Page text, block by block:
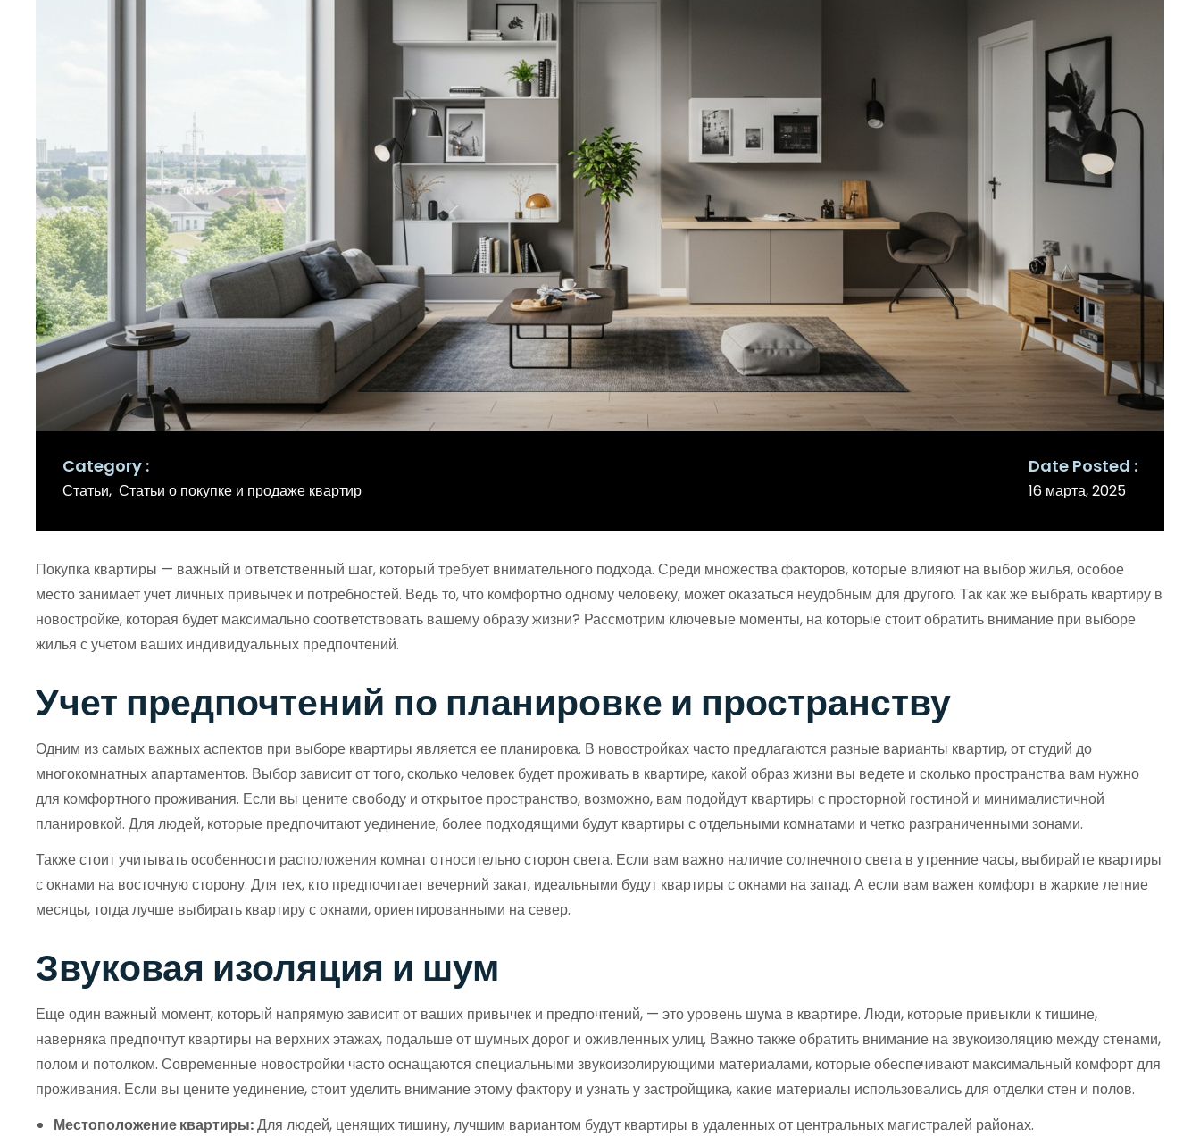
Category
Статьи Статьи о покупке и продаже квартир
Date Posted
16 марта, 2025
Покупка квартиры — важный и ответственный шаг, который требует внимательного подхода. Среди множества факторов, которые влияют на выбор жилья, особое
место занимает учет личных привычек и потребностей. Ведь то, что комфортно одному человеку, может оказаться неудобным для другого. Так как же выбрать квартиру в
новостройке, которая будет максимально соответствовать вашему образу жизни? Рассмотрим ключевые моменты, на которые стоит обратить внимание при выборе
жилья с учетом ваших индивидуальных предпочтений.
Учет предпочтений по планировке и пространству
Одним из самых важных аспектов при выборе квартиры является ее планировка. В новостройках часто предлагаются разные варианты квартир, от студий до
многокомнатных апартаментов. Выбор зависит от того, сколько человек будет проживать в квартире, какой образ жизни вы ведете и сколько пространства вам нужно
для комфортного проживания. Если вы цените свободу и открытое пространство, возможно, вам подойдут квартиры с просторной гостиной и минималистичной
планировкой. Для людей, которые предпочитают уединение, более подходящими будут квартиры с отдельными комнатами и четко разграниченными зонами.
Также стоит учитывать особенности расположения комнат относительно сторон света. Если вам важно наличие солнечного света в утренние часы, выбирайте квартиры
с окнами на восточную сторону. Для тех, кто предпочитает вечерний закат, идеальными будут квартиры с окнами на запад. А если вам важен комфорт в жаркие летние
месяцы, тогда лучше выбирать квартиру с окнами, ориентированными на север.
Звуковая изоляция и шум
Еще один важный момент, который напрямую зависит от ваших привычек и предпочтений, — это уровень шума в квартире. Люди, которые привыкли к тишине,
наверняка предпочтут квартиры на верхних этажах, подальше от шумных дорог и оживленных улиц. Важно также обратить внимание на звукоизоляцию между стенами,
полом и потолком. Современные новостройки часто оснащаются специальными звукоизолирующими материалами, которые обеспечивают максимальный комфорт для
проживания. Если вы цените уединение, стоит уделить внимание этому фактору и узнать у застройщика, какие материалы использовались для отделки стен и полов.
Местоположение квартиры:Для людей, ценящих тишину, лучшим вариантом будут квартиры в удаленных от центральных магистралей районах.